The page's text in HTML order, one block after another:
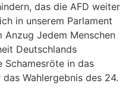
das die AFD weiter
in unserem Parlament
Jedem Menschen
Deutschlands
Schamesröte in das
Wahlergebnis des 24.